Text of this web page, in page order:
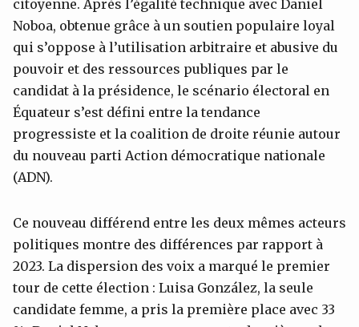
citoyenne. Après l’égalité technique avec Daniel
Noboa, obtenue grâce à un soutien populaire loyal
qui s’oppose à l’utilisation arbitraire et abusive du
pouvoir et des ressources publiques par le
candidat à la présidence, le scénario électoral en
Équateur s’est défini entre la tendance
progressiste et la coalition de droite réunie autour
du nouveau parti Action démocratique nationale
(ADN).
Ce nouveau différend entre les deux mêmes acteurs
politiques montre des différences par rapport à
2023. La dispersion des voix a marqué le premier
tour de cette élection : Luisa González, la seule
candidate femme, a pris la première place avec 33